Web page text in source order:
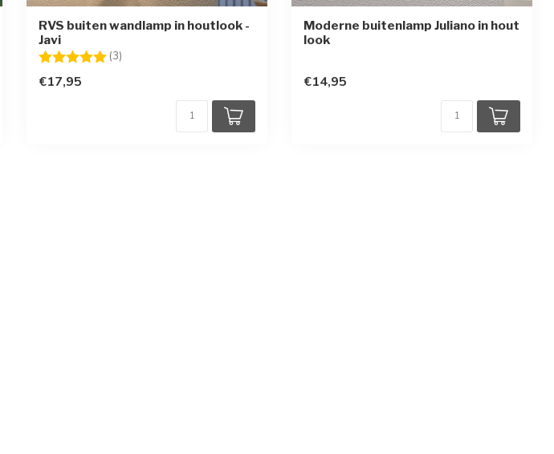
RVS buiten wandlamp in houtlook -
Javi
Beoordeling: (3)
€17,95
Moderne buitenlamp Juliano in hout
look
€14,95